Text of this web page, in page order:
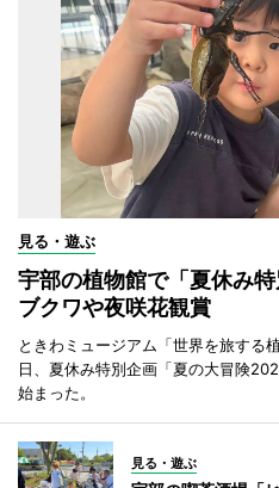
見る・遊ぶ
宇部の植物館で「夏休み
ブクワや夜咲花観賞
ときわミュージアム「世界を旅する
日、夏休み特別企画「夏の大冒険
始まった。
見る・遊ぶ